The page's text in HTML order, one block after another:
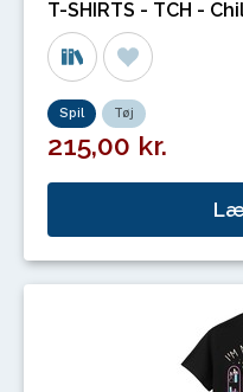
T-SHIRTS - TCH -
Spil Tøj
215,00 kr.